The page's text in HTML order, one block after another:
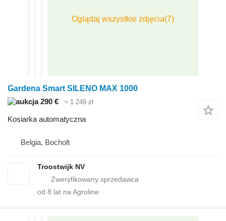
Gardena Smart SILENO MAX 1000
290 €
≈ 1 249 zł
Kosiarka automatyczna
Belgia, Bocholt
Troostwijk NV
od 8 lat na Agroline